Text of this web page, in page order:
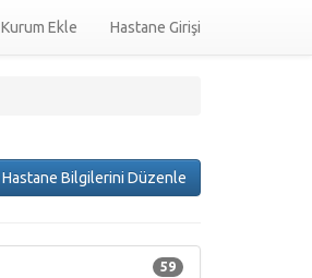
Kurum Ekle Hastane Girişi
Hastane Bilgilerini Düzenle
59